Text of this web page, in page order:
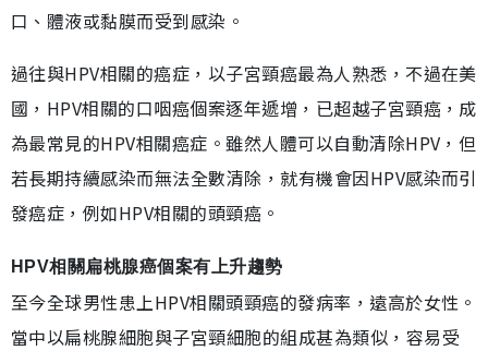
口、體液或黏膜而受到感染。
過往與HPV相關的癌症，以子宮頸癌最為人熟悉，不過在美
國，HPV相關的口咽癌個案逐年遞增，已超越子宮頸癌，成
為最常見的HPV相關癌症。雖然人體可以自動清除HPV，但
若長期持續感染而無法全數清除，就有機會因HPV感染而引
發癌症，例如HPV相關的頭頸癌。
HPV相關扁桃腺癌個案有上升趨勢
至今全球男性患上HPV相關頭頸癌的發病率，遠高於女性。
當中以扁桃腺細胞與子宮頸細胞的組成甚為類似，容易受